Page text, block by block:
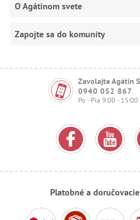
O Agátinom svete
Zapojte sa do komunity
Zavolajte Agátin
0940 052 867
Po - Pia 9:00 - 15:00
Platobné a